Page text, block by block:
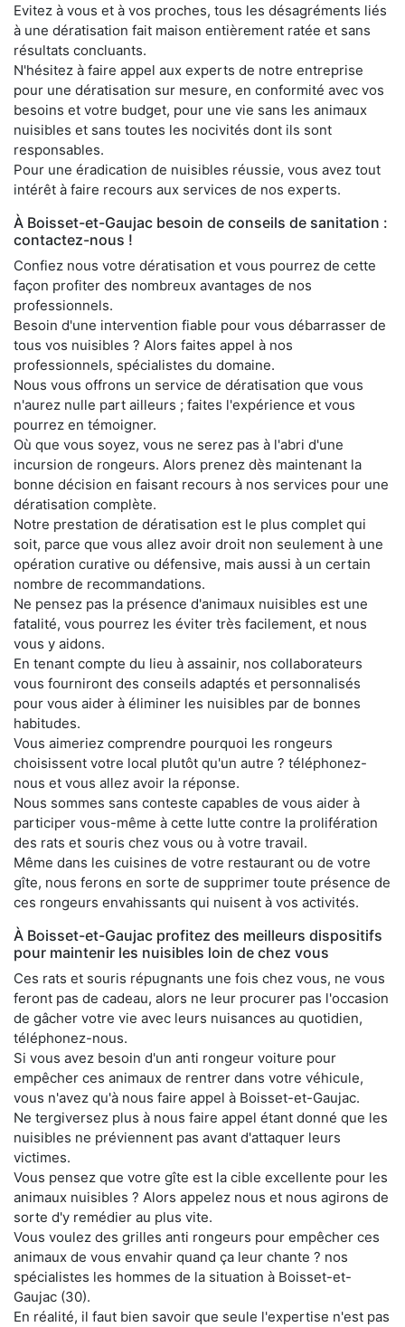
Evitez à vous et à vos proches, tous les désagréments liés
à une dératisation fait maison entièrement ratée et sans
résultats concluants.
N'hésitez à faire appel aux experts de notre entreprise
pour une dératisation sur mesure, en conformité avec vos
besoins et votre budget, pour une vie sans les animaux
nuisibles et sans toutes les nocivités dont ils sont
responsables.
Pour une éradication de nuisibles réussie, vous avez tout
intérêt à faire recours aux services de nos experts.
À Boisset-et-Gaujac besoin de conseils de sanitation :
contactez-nous !
Confiez nous votre dératisation et vous pourrez de cette
façon profiter des nombreux avantages de nos
professionnels.
Besoin d'une intervention fiable pour vous débarrasser de
tous vos nuisibles ? Alors faites appel à nos
professionnels, spécialistes du domaine.
Nous vous offrons un service de dératisation que vous
n'aurez nulle part ailleurs ; faites l'expérience et vous
pourrez en témoigner.
Où que vous soyez, vous ne serez pas à l'abri d'une
incursion de rongeurs. Alors prenez dès maintenant la
bonne décision en faisant recours à nos services pour une
dératisation complète.
Notre prestation de dératisation est le plus complet qui
soit, parce que vous allez avoir droit non seulement à une
opération curative ou défensive, mais aussi à un certain
nombre de recommandations.
Ne pensez pas la présence d'animaux nuisibles est une
fatalité, vous pourrez les éviter très facilement, et nous
vous y aidons.
En tenant compte du lieu à assainir, nos collaborateurs
vous fourniront des conseils adaptés et personnalisés
pour vous aider à éliminer les nuisibles par de bonnes
habitudes.
Vous aimeriez comprendre pourquoi les rongeurs
choisissent votre local plutôt qu'un autre ? téléphonez-
nous et vous allez avoir la réponse.
Nous sommes sans conteste capables de vous aider à
participer vous-même à cette lutte contre la prolifération
des rats et souris chez vous ou à votre travail.
Même dans les cuisines de votre restaurant ou de votre
gîte, nous ferons en sorte de supprimer toute présence de
ces rongeurs envahissants qui nuisent à vos activités.
À Boisset-et-Gaujac profitez des meilleurs dispositifs
pour maintenir les nuisibles loin de chez vous
Ces rats et souris répugnants une fois chez vous, ne vous
feront pas de cadeau, alors ne leur procurer pas l'occasion
de gâcher votre vie avec leurs nuisances au quotidien,
téléphonez-nous.
Si vous avez besoin d'un anti rongeur voiture pour
empêcher ces animaux de rentrer dans votre véhicule,
vous n'avez qu'à nous faire appel à Boisset-et-Gaujac.
Ne tergiversez plus à nous faire appel étant donné que les
nuisibles ne préviennent pas avant d'attaquer leurs
victimes.
Vous pensez que votre gîte est la cible excellente pour les
animaux nuisibles ? Alors appelez nous et nous agirons de
sorte d'y remédier au plus vite.
Vous voulez des grilles anti rongeurs pour empêcher ces
animaux de vous envahir quand ça leur chante ? nos
spécialistes les hommes de la situation à Boisset-et-
Gaujac (30).
En réalité, il faut bien savoir que seule l'expertise n'est pas